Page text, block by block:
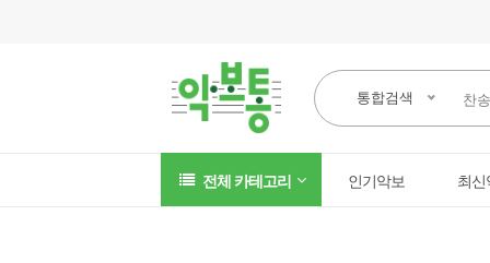
통합검색
전체 카테고리 인기악보 최